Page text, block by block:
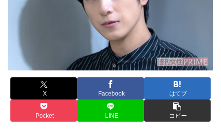
X Facebook はてブ
Pocket LINE コピー